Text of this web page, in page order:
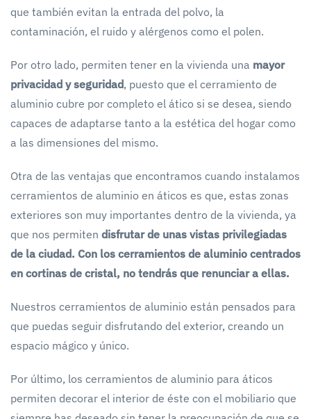
que también evitan la entrada del polvo, la
contaminación, el ruido y alérgenos como el polen.
Por otro lado, permiten tener en la vivienda una mayor
privacidad y seguridad, puesto que el cerramiento de
aluminio cubre por completo el ático si se desea, siendo
capaces de adaptarse tanto a la estética del hogar como
a las dimensiones del mismo.
Otra de las ventajas que encontramos cuando instalamos
cerramientos de aluminio en áticos es que, estas zonas
exteriores son muy importantes dentro de la vivienda, ya
que nos permiten disfrutar de unas vistas privilegiadas
de la ciudad. Con los cerramientos de aluminio centrados
en cortinas de cristal, no tendrás que renunciar a ellas.
Nuestros cerramientos de aluminio están pensados para
que puedas seguir disfrutando del exterior, creando un
espacio mágico y único.
Por último, los cerramientos de aluminio para áticos
permiten decorar el interior de éste con el mobiliario que